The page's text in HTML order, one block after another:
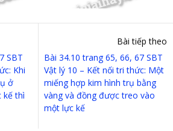
SBT
Khi
ở
kế thì
Bài tiếp theo
Bài 34.10 trang 65, 66, 67 SBT
Vật lý 10 – Kết nối tri thức: Một
miếng hợp kim hình trụ bằng
vàng và đồng được treo vào
một lực kế